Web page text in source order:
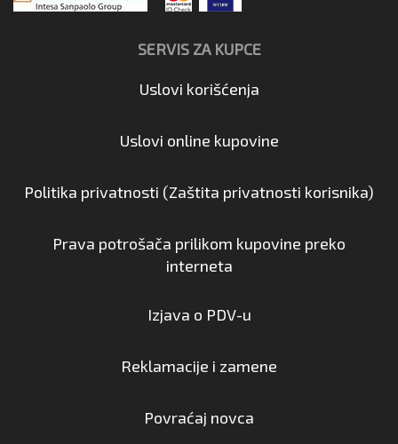
SERVIS ZA KUPCE
Uslovi korišćenja
Uslovi online kupovine
Politika privatnosti (Zaštita privatnosti korisnika)
Prava potrošača prilikom kupovine preko
interneta
Izjava o PDV-u
Reklamacije i zamene
Povraćaj novca